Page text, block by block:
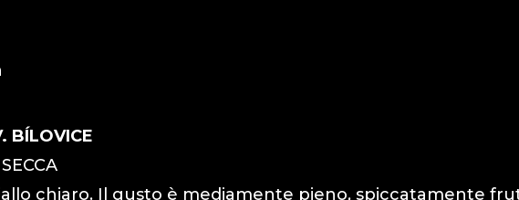
BÍLOVICE
chiaro. Il gusto è mediamente pieno, spiccatamente